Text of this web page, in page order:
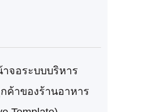
จอระบบบริหาร
ค้าของร้านอาหาร